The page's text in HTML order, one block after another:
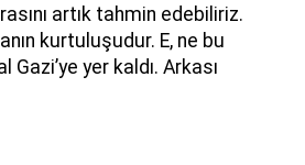
artık tahmin edebiliriz.
kurtuluşudur. E, ne bu
yer kaldı. Arkası